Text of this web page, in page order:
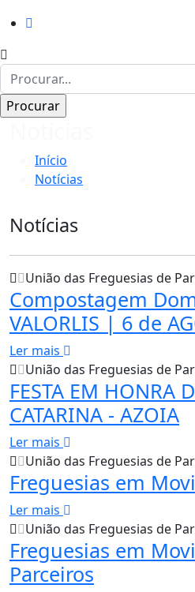
Início
Notícias
Notícias
União das Freguesias de
Compostagem
VALORLIS | 6 de
Ler mais
União das Freguesias de
FESTA EM HONRA
CATARINA - AZOIA
Ler mais
União das Freguesias de
Freguesias em
Ler mais
União das Freguesias de
Freguesias em
Parceiros